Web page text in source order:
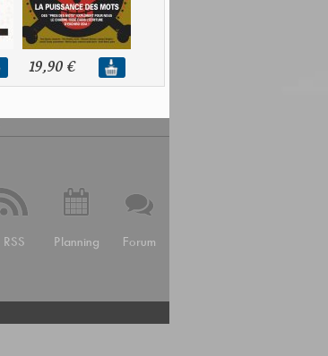
19,90 €
RSS Planning Forum